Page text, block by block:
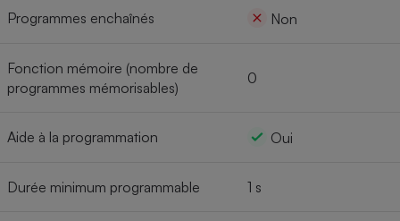
Programmes enchaînés Non
Fonction mémoire (nombre de
programmes mémorisables)
0
Aide à la programmation Oui
Durée minimum programmable 1 s